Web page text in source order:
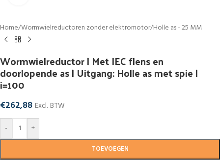
Home/Wormwielreductoren zonder elektromotor/Holle as - 25 MM
Wormwielreductor | Met IEC flens en
doorlopende as | Uitgang: Holle as met spie |
i=100
€262,88 Excl. BTW
-
+
TOEVOEGEN